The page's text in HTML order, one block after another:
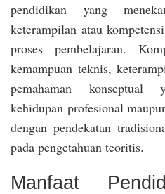
pendidikan yang
keterampilan atau
proses pembelajaran.
kemampuan teknis,
pemahaman
kehidupan profesional
dengan pendekatan
pada pengetahuan teoritis.
Manfaat